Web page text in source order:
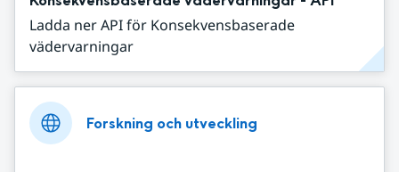
Ladda ner API för Konsekvensbaserade
vädervarningar
Forskning och utveckling